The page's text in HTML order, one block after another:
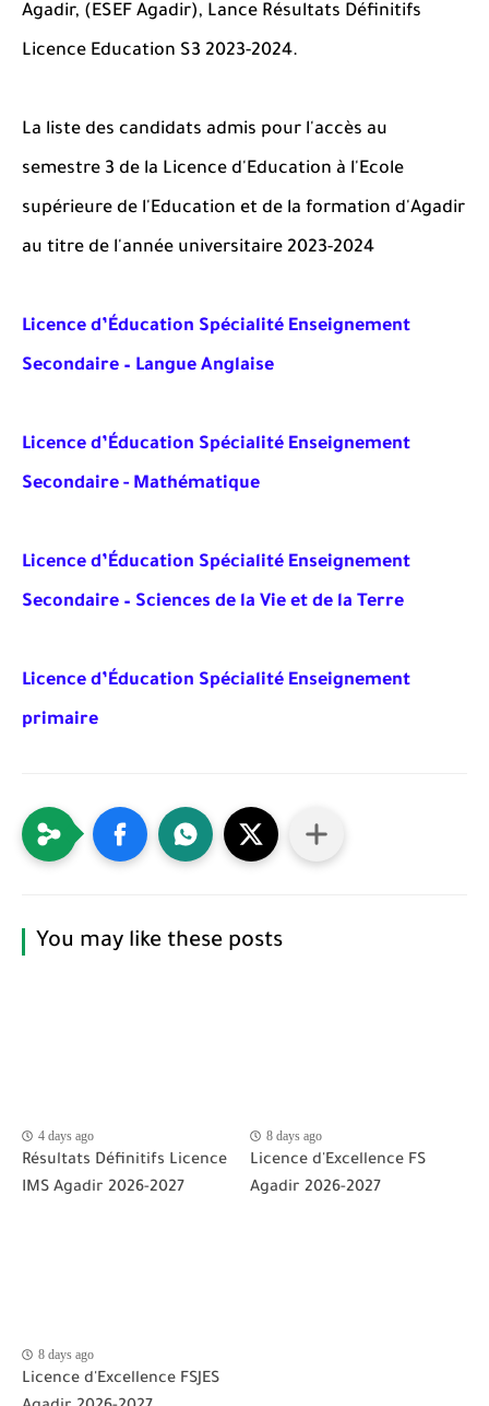
Agadir, (ESEF Agadir), Lance Résultats Définitifs
Licence Education S3 2023-2024.
La liste des candidats admis pour l'accès au
semestre 3 de la Licence d'Education à l'Ecole
supérieure de l'Education et de la formation d'Agadir
au titre de l'année universitaire 2023-2024
Licence d’Éducation Spécialité Enseignement
Secondaire – Langue Anglaise
Licence d’Éducation Spécialité Enseignement
Secondaire - Mathématique
Licence d’Éducation Spécialité Enseignement
Secondaire – Sciences de la Vie et de la Terre
Licence d’Éducation Spécialité Enseignement
primaire
You may like these posts
4 days ago
Résultats Définitifs Licence
IMS Agadir 2026-2027
8 days ago
Licence d'Excellence FS
Agadir 2026-2027
8 days ago
Licence d'Excellence FSJES